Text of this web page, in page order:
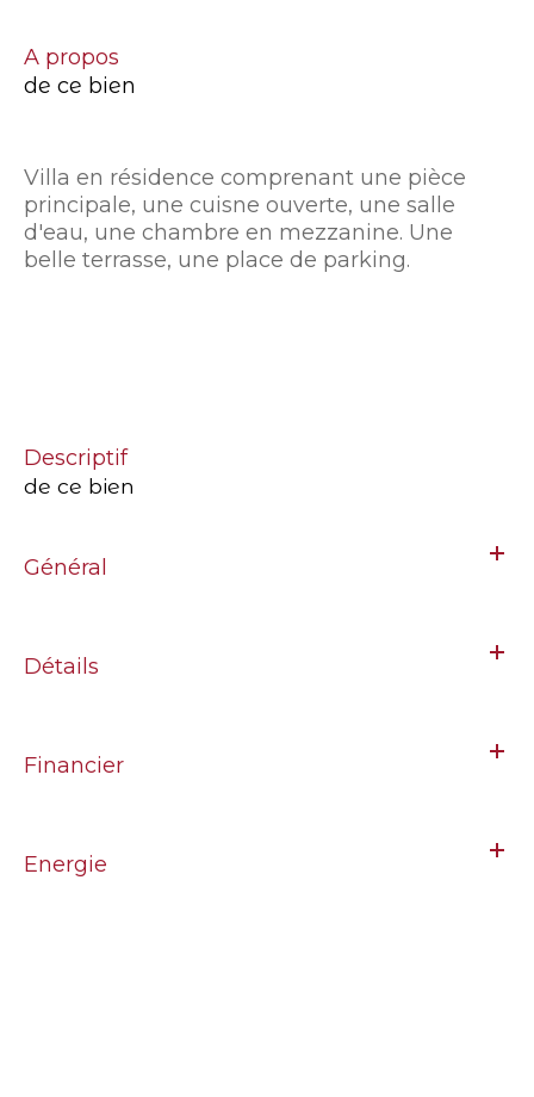
a propos
de ce bien
Villa en résidence comprenant une pièce
principale, une cuisne ouverte, une salle
d'eau, une chambre en mezzanine. Une
belle terrasse, une place de parking.
descriptif
de ce bien
Général
Détails
Financier
Energie